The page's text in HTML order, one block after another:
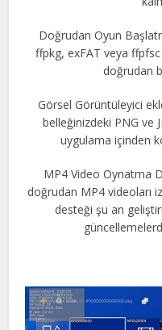
Doğrudan Oyun
ffpkg, exFAT veya
doğrudan
Görsel Görüntüleyici
belleğinizdeki PNG ve
uygulama içinden
MP4 Video Oynatma
doğrudan MP4 videoları
desteği şu an